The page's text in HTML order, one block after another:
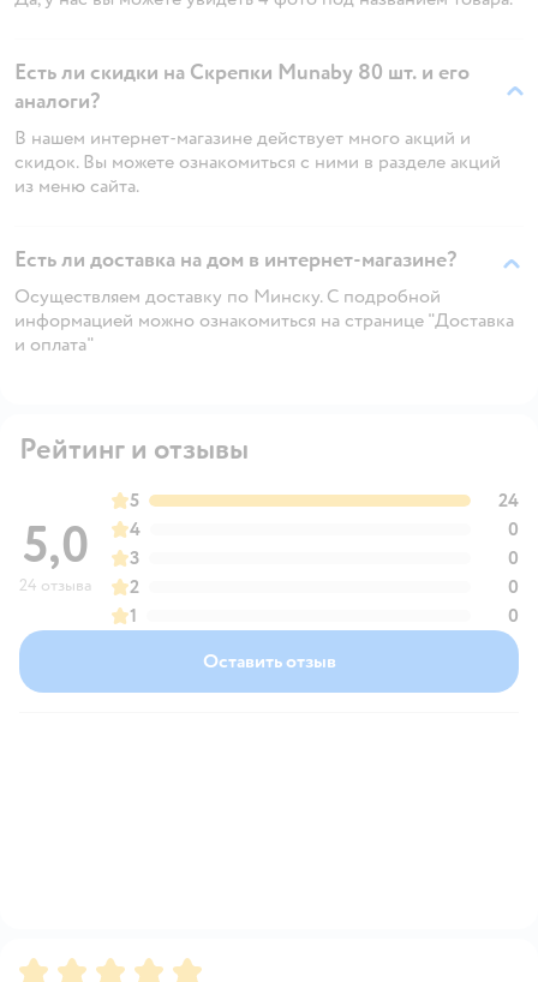
Есть ли скидки на Скрепки Munaby 80 шт. и его
аналоги?
В нашем интернет-магазине действует много акций и
скидок. Вы можете ознакомиться с ними в разделе акций
из меню сайта.
Есть ли доставка на дом в интернет-магазине?
Осуществляем доставку по Минску. С подробной
информацией можно ознакомиться на странице "Доставка
и оплата"
Рейтинг и отзывы
5,0
24 отзыва
5
24
4
0
3
0
2
0
1
0
Оставить отзыв
Рейтинг:5